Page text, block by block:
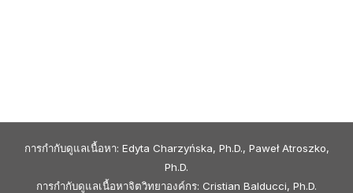
การกำกับดูแลเนื้อหา: Edyta Charzyńska, Ph.D., Paweł Atroszko,
Ph.D.
การกำกับดูแลเนื้อหาจิตวิทยาองค์กร: Cristian Balducci, Ph.D.